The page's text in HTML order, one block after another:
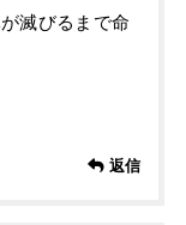
滅びるまで命
返信